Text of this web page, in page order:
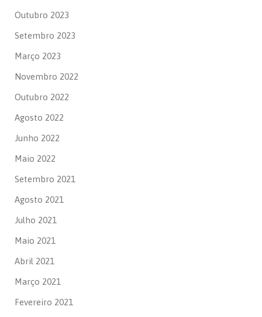
Outubro 2023
Setembro 2023
Março 2023
Novembro 2022
Outubro 2022
Agosto 2022
Junho 2022
Maio 2022
Setembro 2021
Agosto 2021
Julho 2021
Maio 2021
Abril 2021
Março 2021
Fevereiro 2021